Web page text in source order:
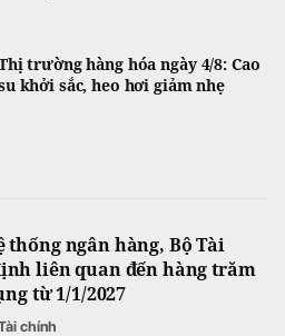
trường hàng hóa ngày 4/8: Cao
khởi sắc, heo hơi giảm nhẹ
ngân hàng, Bộ Tài
liên quan đến hàng trăm
từ 1/1/2027
chính